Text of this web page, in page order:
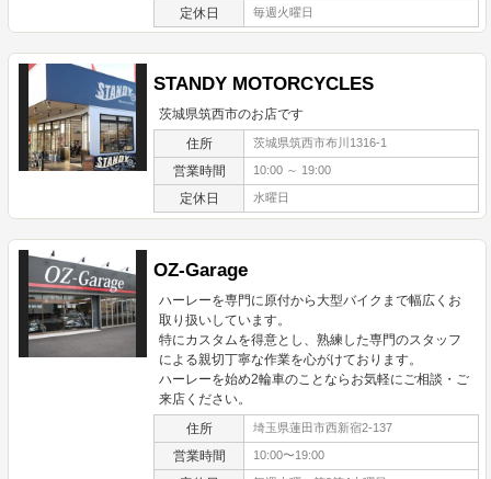
定休日 毎週火曜日
STANDY MOTORCYCLES
茨城県筑西市のお店です
住所 茨城県筑西市布川1316-1
営業時間 10:00 ～ 19:00
定休日 水曜日
OZ-Garage
ハーレーを専門に原付から大型バイクまで幅広くお
取り扱いしています。
特にカスタムを得意とし、熟練した専門のスタッフ
による親切丁寧な作業を心がけております。
ハーレーを始め2輪車のことならお気軽にご相談・ご
来店ください。
住所 埼玉県蓮田市西新宿2-137
営業時間 10:00〜19:00